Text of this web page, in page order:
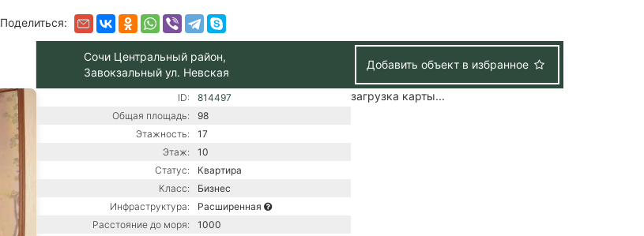
Поделиться:
Сочи Центральный район,
Завокзальный ул. Невская
Добавить объект в избранное
ID:
814497
Общая площадь:
98
Этажность:
17
Этаж:
10
Статус:
Квартира
Класс:
Бизнес
Инфраструктура:
Расширенная
Расстояние до моря:
1000
загрузка карты...